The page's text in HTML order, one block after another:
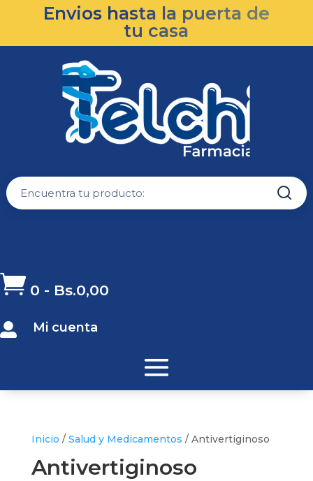
Envios hasta la puerta de
tu casa
 0 - Bs.0,00
 Mi cuenta
Inicio / Salud y Medicamentos / Antivertiginoso
Antivertiginoso